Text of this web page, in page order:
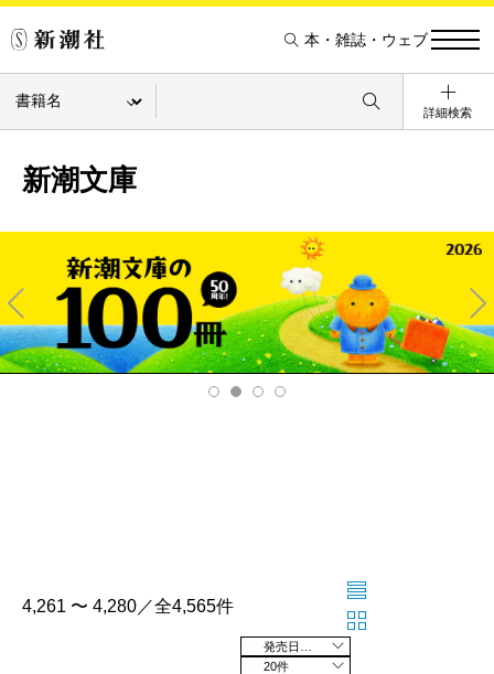
本・雑誌・ウェブ
詳細検索
新潮文庫
Pre
v
Ne
xt
4,261 〜 4,280／全4,565件
20件